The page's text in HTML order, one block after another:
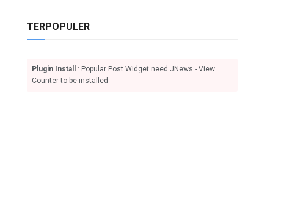
TERPOPULER
Plugin Install
: Popular Post Widget need JNews - View
Counter to be installed